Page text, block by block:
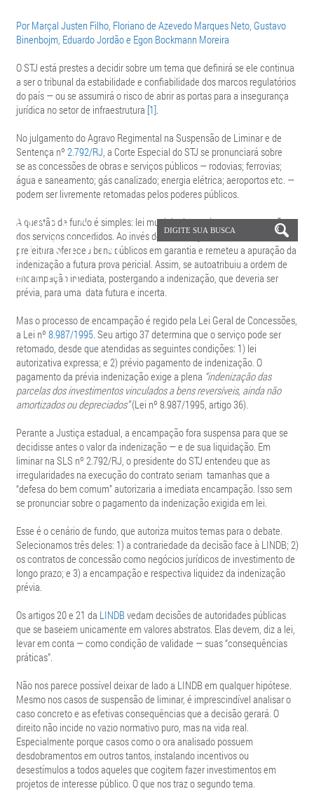
Por Marçal Justen Filho, Floriano de Azevedo Marques Neto, Gustavo
Binenbojm, Eduardo Jordão e Egon Bockmann Moreira
O STJ está prestes a decidir sobre um tema que definirá se ele continua
a ser o tribunal da estabilidade e confiabilidade dos marcos regulatórios
do país — ou se assumirá o risco de abrir as portas para a insegurança
jurídica no setor de infraestrutura [1].
No julgamento do Agravo Regimental na Suspensão de Liminar e de
Sentença nº 2.792/RJ, a Corte Especial do STJ se pronunciará sobre
se as concessões de obras e serviços públicos — rodovias; ferrovias;
água e saneamento; gás canalizado; energia elétrica; aeroportos etc. —
podem ser livremente retomadas pelos poderes públicos.
A questão de fundo é simples: lei municipal autorizou a encampação
dos serviços concedidos. Ao invés de indenização em dinheiro, a
prefeitura ofereceu bens públicos em garantia e remeteu a apuração da
indenização a futura prova pericial. Assim, se autoatribuiu a ordem de
encampação imediata, postergando a indenização, que deveria ser
prévia, para uma data futura e incerta.
Mas o processo de encampação é regido pela Lei Geral de Concessões,
a Lei nº 8.987/1995. Seu artigo 37 determina que o serviço pode ser
retomado, desde que atendidas as seguintes condições: 1) lei
autorizativa expressa; e 2) prévio pagamento de indenização. O
pagamento da prévia indenização exige a plena “indenização das
parcelas dos investimentos vinculados a bens reversíveis, ainda não
amortizados ou depreciados”(Lei nº 8.987/1995, artigo 36).
Perante a Justiça estadual, a encampação fora suspensa para que se
decidisse antes o valor da indenização — e de sua liquidação. Em
liminar na SLS nº 2.792/RJ, o presidente do STJ entendeu que as
irregularidades na execução do contrato seriam tamanhas que a
“defesa do bem comum” autorizaria a imediata encampação. Isso sem
se pronunciar sobre o pagamento da indenização exigida em lei.
Esse é o cenário de fundo, que autoriza muitos temas para o debate.
Selecionamos três deles: 1) a contrariedade da decisão face à LINDB; 2)
os contratos de concessão como negócios jurídicos de investimento de
longo prazo; e 3) a encampação e respectiva liquidez da indenização
prévia.
Os artigos 20 e 21 da LINDB vedam decisões de autoridades públicas
que se baseiem unicamente em valores abstratos. Elas devem, diz a lei,
levar em conta — como condição de validade — suas “consequências
práticas”.
Não nos parece possível deixar de lado a LINDB em qualquer hipótese.
Mesmo nos casos de suspensão de liminar, é imprescindível analisar o
caso concreto e as efetivas consequências que a decisão gerará. O
direito não incide no vazio normativo puro, mas na vida real.
Especialmente porque casos como o ora analisado possuem
desdobramentos em outros tantos, instalando incentivos ou
desestímulos a todos aqueles que cogitem fazer investimentos em
projetos de interesse público. O que nos traz o segundo tema.